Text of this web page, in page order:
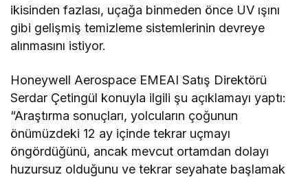
ikisinden fazlası, uçağa binmeden önce UV ışını
gibi gelişmiş temizleme sistemlerinin devreye
alınmasını istiyor.
Honeywell Aerospace EMEAI Satış Direktörü
Serdar Çetingül konuyla ilgili şu açıklamayı yaptı:
“Araştırma sonuçları, yolcuların çoğunun
önümüzdeki 12 ay içinde tekrar uçmayı
öngördüğünü, ancak mevcut ortamdan dolayı
huzursuz olduğunu ve tekrar seyahate başlamak